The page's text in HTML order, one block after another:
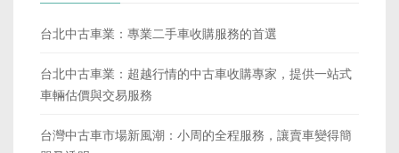
台北中古車業：專業二手車收購服務的首選
台北中古車業：超越行情的中古車收購專家，提供一站式
車輛估價與交易服務
台灣中古車市場新風潮：小周的全程服務，讓賣車變得簡